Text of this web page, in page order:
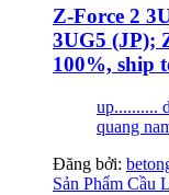
Z-Force 2
3UG5 (JP);
100%, ship
up..........
quang
Đăng bởi:
Sản Phẩm Cầu